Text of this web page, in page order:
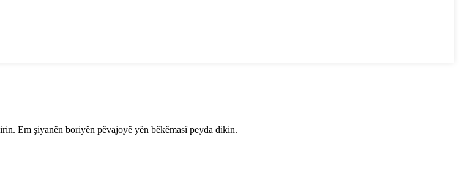
Em şiyanên boriyên pêvajoyê yên bêkêmasî peyda dikin.